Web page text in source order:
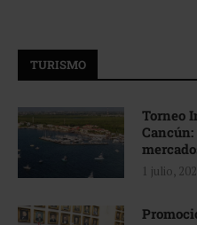
TURISMO
Torneo
1 julio,